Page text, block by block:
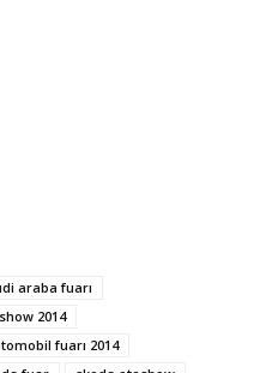
araba fuarı
2014
fuarı 2014